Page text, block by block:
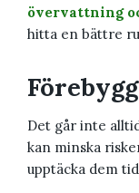
övervattning
hitta en bättre
Det går inte
kan minska
upptäcka dem